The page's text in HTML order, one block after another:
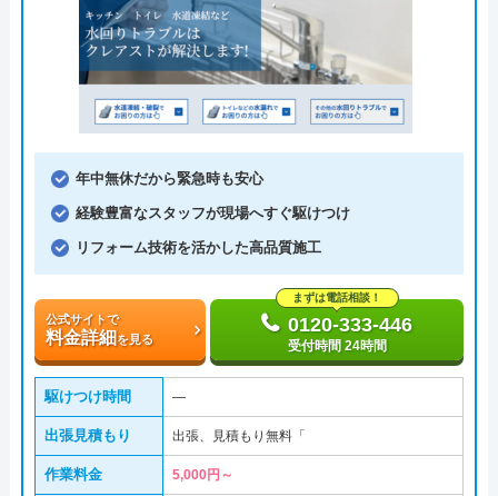
年中無休だから緊急時も安心
経験豊富なスタッフが現場へすぐ駆けつけ
リフォーム技術を活かした高品質施工
公式サイトで
料金詳細を見る
まずは電話相談！
0120-333-446
受付時間 24時間
駆けつけ時間 ―
出張見積もり 出張、見積もり無料「
作業料金 5,000円～